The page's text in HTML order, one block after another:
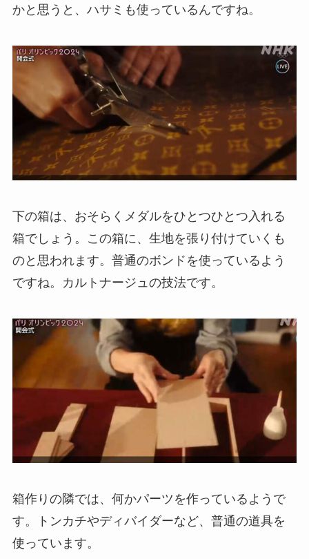
かと思うと、ハサミも使っているんですね。
下の箱は、おそらくメダルをひとつひとつ入れる
箱でしょう。この箱に、生地を張り付けていくも
のと思われます。普通のボンドを使っているよう
ですね。カルトナージュの技法です。
箱作りの隣では、何かパーツを作っているようで
す。トンカチやディバイダーなど、普通の道具を
使っています。